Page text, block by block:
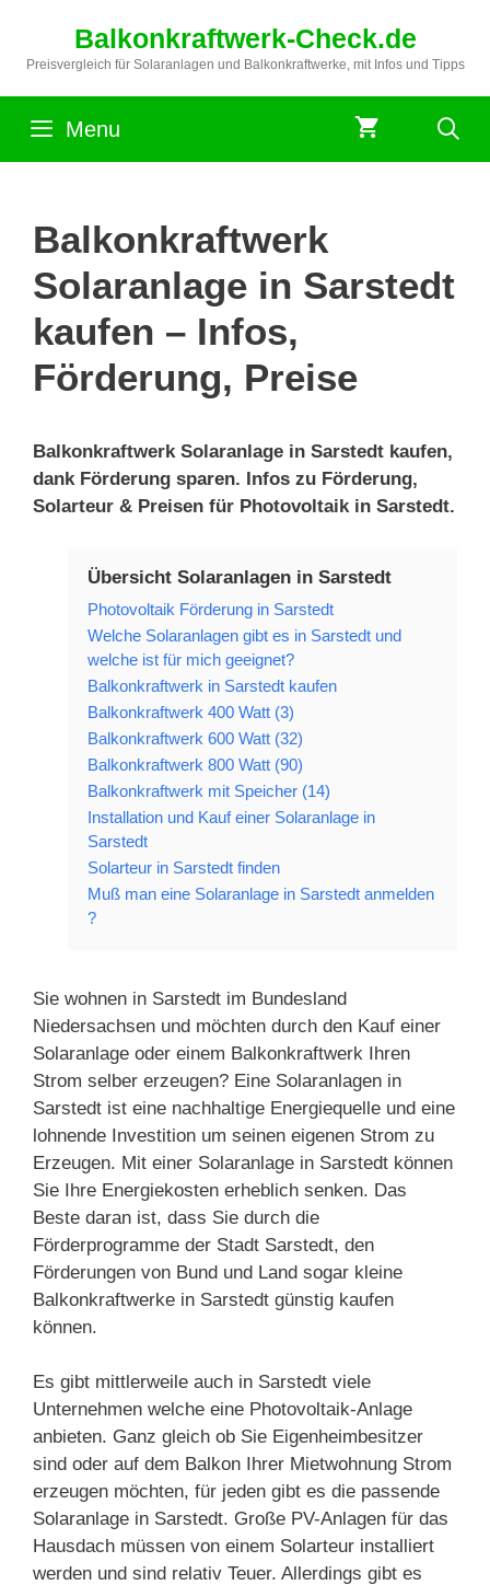
springen
Balkonkraftwerk-Check.de
Preisvergleich für Solaranlagen und Balkonkraftwerke, mit Infos und Tipps
Menu
Balkonkraftwerk
Solaranlage in Sarstedt
kaufen – Infos,
Förderung, Preise
Balkonkraftwerk Solaranlage in Sarstedt kaufen,
dank Förderung sparen. Infos zu Förderung,
Solarteur & Preisen für Photovoltaik in Sarstedt.
Übersicht Solaranlagen in Sarstedt
Photovoltaik Förderung in Sarstedt
Welche Solaranlagen gibt es in Sarstedt und
welche ist für mich geeignet?
Balkonkraftwerk in Sarstedt kaufen
Balkonkraftwerk 400 Watt (3)
Balkonkraftwerk 600 Watt (32)
Balkonkraftwerk 800 Watt (90)
Balkonkraftwerk mit Speicher (14)
Installation und Kauf einer Solaranlage in
Sarstedt
Solarteur in Sarstedt finden
Muß man eine Solaranlage in Sarstedt anmelden
?
Sie wohnen in Sarstedt im Bundesland
Niedersachsen und möchten durch den Kauf einer
Solaranlage oder einem Balkonkraftwerk Ihren
Strom selber erzeugen? Eine Solaranlagen in
Sarstedt ist eine nachhaltige Energiequelle und eine
lohnende Investition um seinen eigenen Strom zu
Erzeugen. Mit einer Solaranlage in Sarstedt können
Sie Ihre Energiekosten erheblich senken. Das
Beste daran ist, dass Sie durch die
Förderprogramme der Stadt Sarstedt, den
Förderungen von Bund und Land sogar kleine
Balkonkraftwerke in Sarstedt günstig kaufen
können.
Es gibt mittlerweile auch in Sarstedt viele
Unternehmen welche eine Photovoltaik-Anlage
anbieten. Ganz gleich ob Sie Eigenheimbesitzer
sind oder auf dem Balkon Ihrer Mietwohnung Strom
erzeugen möchten, für jeden gibt es die passende
Solaranlage in Sarstedt. Große PV-Anlagen für das
Hausdach müssen von einem Solarteur installiert
werden und sind relativ Teuer. Allerdings gibt es